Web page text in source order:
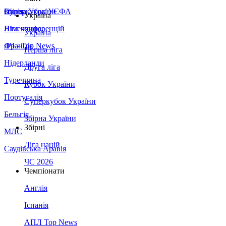
Збірна України
Італія
Німеччина
Франція
Нідерланди
Туреччина
Португалія
Бельгія
МЛС
Саудівська Аравія
Суперкубок УЄФА
Ліга конференцій
ЛЧ - Top News
Україна
Україна
Перша ліга
Друга ліга
Кубок України
Суперкубок України
Збірна України
Збірні
Ліга націй
ЧС 2026
Чемпіонати
Англія
Іспанія
АПЛ Top News